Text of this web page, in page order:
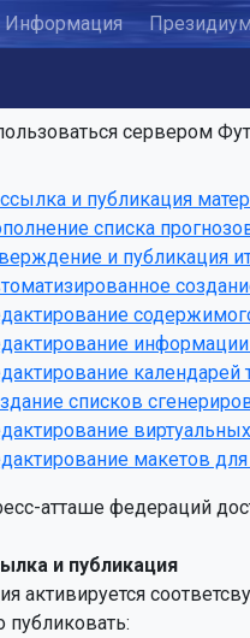
Информация
сервером
и публикация
списка
и публикация
информации
календарей
списков
макетов
атташе федераций
и публикация
активируется